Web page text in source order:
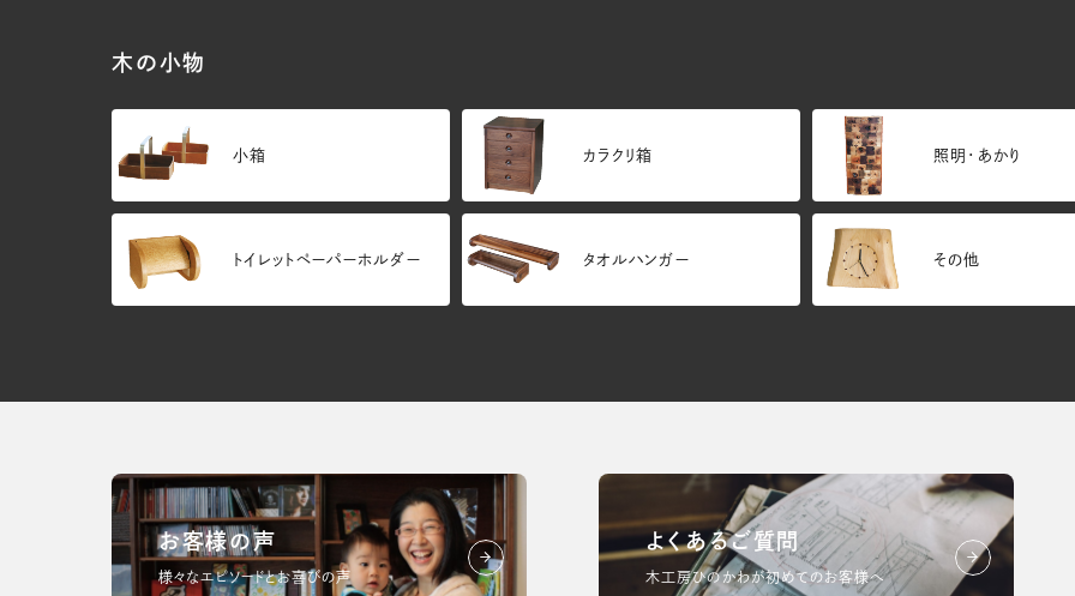
木の小物
小箱 カラクリ箱 照明・あかり
トイレットペーパーホルダー タオルハンガー その他
お客様の声
様々なエピソードとお喜びの声
よくあるご質問
木工房ひのかわが初めてのお客様へ